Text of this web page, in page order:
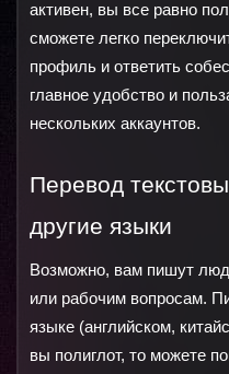
активен, вы все равно
сможете легко
профиль и ответить
главное удобство и
нескольких аккаунтов.
Перевод
другие языки
Возможно, вам пишут
или рабочим вопросам.
языке (английском,
вы полиглот, то можете